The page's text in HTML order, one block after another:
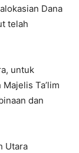
Dana
telah
untuk
Ta’lim
dan
Utara